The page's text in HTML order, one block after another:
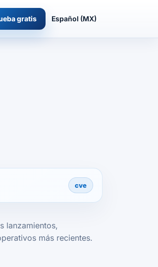
gratis Español (MX)
cve
lanzamientos,
más recientes.